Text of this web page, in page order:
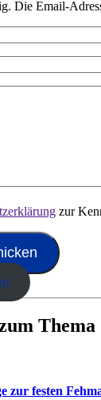
Die Email-
zur
Thema
zur festen